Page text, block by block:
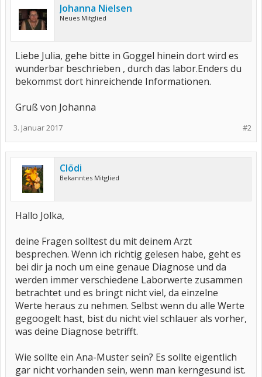
Johanna Nielsen
Neues Mitglied
Liebe Julia, gehe bitte in Goggel hinein dort wird es
wunderbar beschrieben , durch das labor.Enders du
bekommst dort hinreichende Informationen.
Gruß von Johanna
#2
3. Januar 2017
Clödi
Bekanntes Mitglied
Hallo Jolka,
deine Fragen solltest du mit deinem Arzt
besprechen. Wenn ich richtig gelesen habe, geht es
bei dir ja noch um eine genaue Diagnose und da
werden immer verschiedene Laborwerte zusammen
betrachtet und es bringt nicht viel, da einzelne
Werte heraus zu nehmen. Selbst wenn du alle Werte
gegoogelt hast, bist du nicht viel schlauer als vorher,
was deine Diagnose betrifft.
Wie sollte ein Ana-Muster sein? Es sollte eigentlich
gar nicht vorhanden sein, wenn man kerngesund ist.